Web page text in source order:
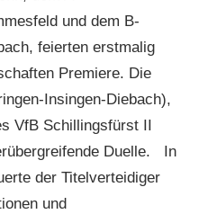
und dem B-
feierten erstmalig
Premiere. Die
Insingen-Diebach),
VfB Schillingsfürst II
Duelle. In
der Titelverteidiger
und